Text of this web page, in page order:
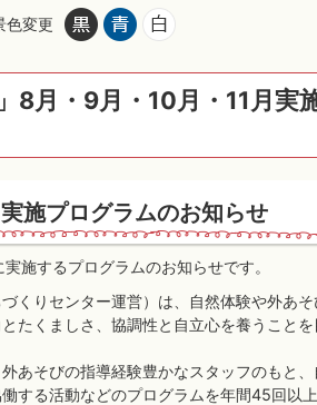
色変更
8月・9月・10月・11月実
施プログラムのお知らせ
施するプログラムのお知らせです。
くりセンター運営）は、自然体験や外あそ
たくましさ、協調性と自立心を養うこと
あそびの指導経験豊かなスタッフのもと、
する活動などのプログラムを年間45回以上